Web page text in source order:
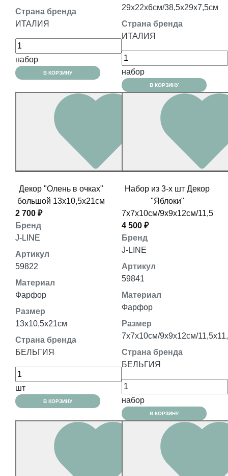
Страна бренда
ИТАЛИЯ
набор
В КОРЗИНУ
29x22x6см/38,5x29x7,5см
Страна бренда
ИТАЛИЯ
набор
В КОРЗИНУ
Декор "Олень в очках"
большой 13x10,5x21см
2 700 ₽
Бренд
J-LINE
Артикул
59822
Материал
Фарфор
Размер
13x10,5x21см
Страна бренда
БЕЛЬГИЯ
шт
В КОРЗИНУ
Набор из 3-х шт Декор
"Яблоки"
7x7x10см/9х9х12см/
4 500 ₽
Бренд
J-LINE
Артикул
59841
Материал
Фарфор
Размер
7x7x10см/9х9х12см/
Страна бренда
БЕЛЬГИЯ
набор
В КОРЗИНУ